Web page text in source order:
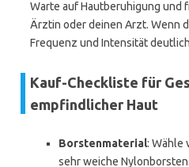
Warte auf Hautberuhigung und
Ärztin oder deinen Arzt. Wenn
Frequenz und Intensität
Kauf-Checkliste für
empfindlicher Haut
Borstenmaterial: Wähle
sehr weiche